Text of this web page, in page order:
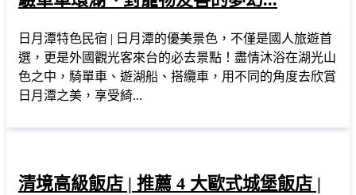
日月潭特色民宿 | 日月潭的優美景色，不僅是國人旅遊首
選，更是外國觀光客來台的必去景點！盡情沐浴在湖光山
色之中，騎單車、遊湖船、搭纜車，用不同的角度去欣賞
日月潭之美，享受綺...
清境高級飯店 | 推薦 4 大歐式城堡飯店 |